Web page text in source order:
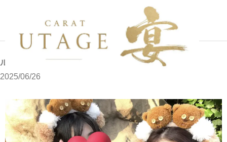
ホーム 写メブログ ルルです
ルルです
2025/06/26